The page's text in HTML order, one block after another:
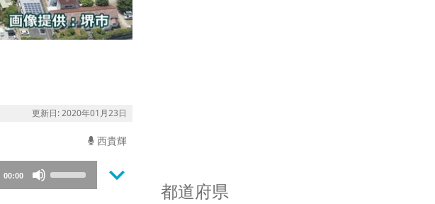
更新日: 2020年01月23日
西貴輝
00:00 keyboard_arrow_down
都道府県